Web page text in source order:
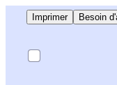
Imprimer Besoin